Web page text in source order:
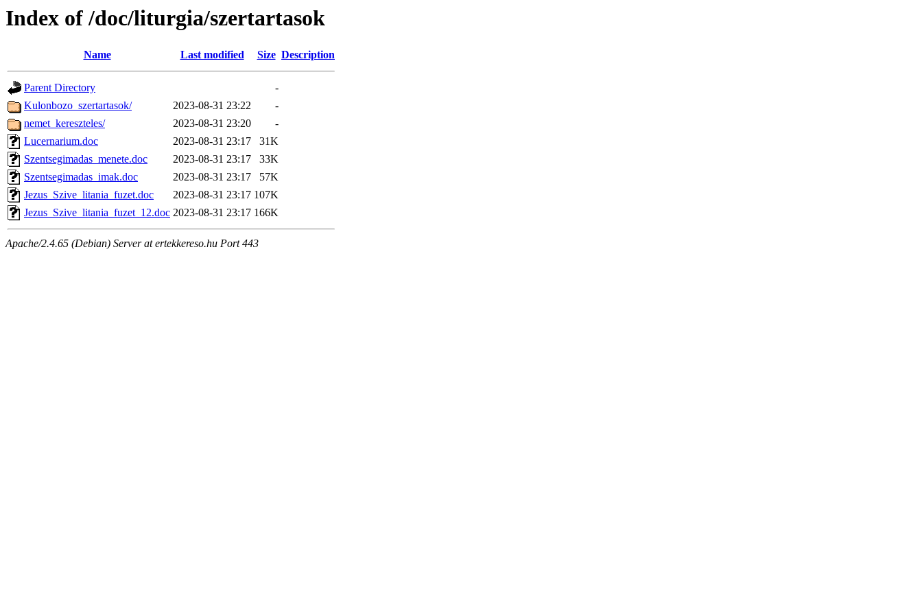
Index of /doc/liturgia/szertartasok
Name Last modified Size Description
Parent Directory
-
Kulonbozo_szertartasok/
2023-08-31 23:22
-
nemet_kereszteles/
2023-08-31 23:20
-
Lucernarium.doc
2023-08-31 23:17
31K
Szentsegimadas_menete.doc
2023-08-31 23:17
33K
Szentsegimadas_imak.doc
2023-08-31 23:17
57K
Jezus_Szive_litania_fuzet.doc
2023-08-31 23:17 107K
Jezus_Szive_litania_fuzet_12.doc 2023-08-31 23:17 166K
Apache/2.4.65 (Debian) Server at ertekkereso.hu Port 443